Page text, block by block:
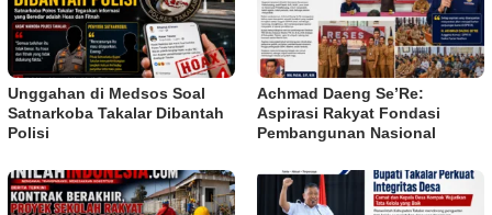
Unggahan di Medsos Soal
Satnarkoba Takalar Dibantah
Polisi
Achmad Daeng Se’Re:
Aspirasi Rakyat Fondasi
Pembangunan Nasional